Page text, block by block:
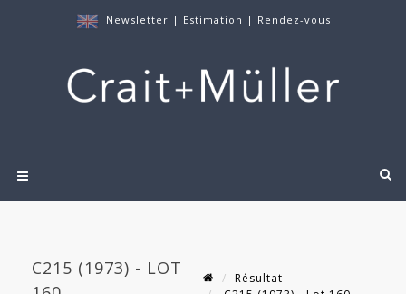
Newsletter | Estimation | Rendez-vous
C215 (1973) - LOT
Résultat